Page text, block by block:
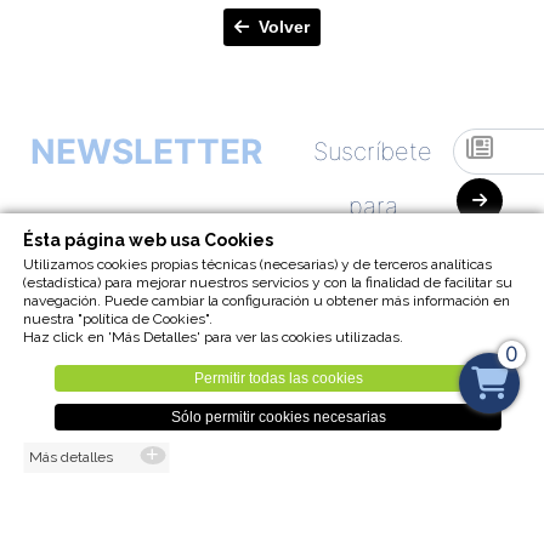
Volver
NEWSLETTER
Suscríbete
para
empezar a
recibir
nuestra
Newsletter
0
Ésta página web usa Cookies
Utilizamos cookies propias técnicas (necesarias) y de terceros analíticas
(estadística) para mejorar nuestros servicios y con la finalidad de facilitar su
navegación. Puede cambiar la configuración u obtener más información en
nuestra "política de Cookies".
Haz click en 'Más Detalles' para ver las cookies utilizadas.
Permitir todas las cookies
Sólo permitir cookies necesarias
Más detalles